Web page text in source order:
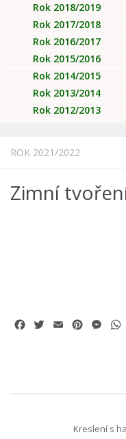
ROK 2021/2022
Zimní
FacebookTwitterEmail Pinterest
Kreslení s
Rok 2018/2019
Rok 2017/2018
Rok 2016/2017
Rok 2015/2016
Rok 2014/2015
Rok 2013/2014
Rok 2012/2013